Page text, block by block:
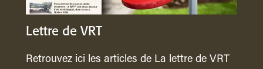
Lettre de VRT
Retrouvez ici les articles de La lettre de VRT